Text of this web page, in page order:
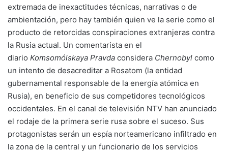
extremada de inexactitudes técnicas, narrativas o de
ambientación, pero hay también quien ve la serie como el
producto de retorcidas conspiraciones extranjeras contra
la Rusia actual. Un comentarista en el
diario Komsomólskaya Pravda considera Chernobyl como
un intento de desacreditar a Rosatom (la entidad
gubernamental responsable de la energía atómica en
Rusia), en beneficio de sus competidores tecnológicos
occidentales. En el canal de televisión NTV han anunciado
el rodaje de la primera serie rusa sobre el suceso. Sus
protagonistas serán un espía norteamericano infiltrado en
la zona de la central y un funcionario de los servicios